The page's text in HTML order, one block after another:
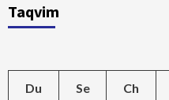
Taqvim
Du Se Ch